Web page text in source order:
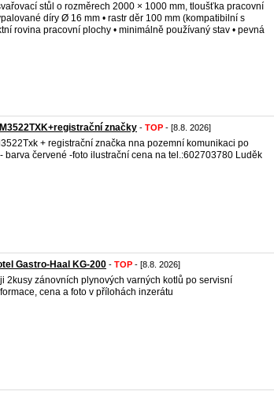
stůl o rozměrech 2000 × 1000 mm, tloušťka pracovní
díry Ø 16 mm • rastr děr 100 mm (kompatibilní s
rovina pracovní plochy • minimálně používaný stav • pevná
značky - TOP - [8.8. 2026]
+ registrační značka nna pozemní komunikaci po
barva červené -foto ilustrační cena na tel.:602703780 Luděk
Gastro-Haal KG-200 - TOP - [8.8. 2026]
2kusy zánovních plynových varných kotlů po servisní
cena a foto v přílohách inzerátu